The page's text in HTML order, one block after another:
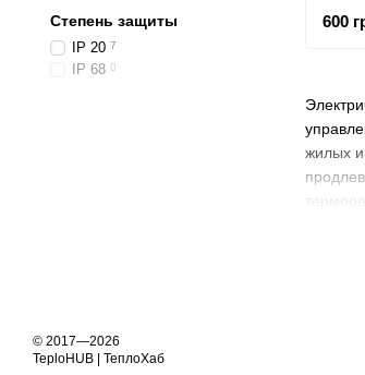
жилых и
600
Степень защиты
IP 20 7
IP 68 0
© 2017—2026
TeploHUB | ТеплоХаб